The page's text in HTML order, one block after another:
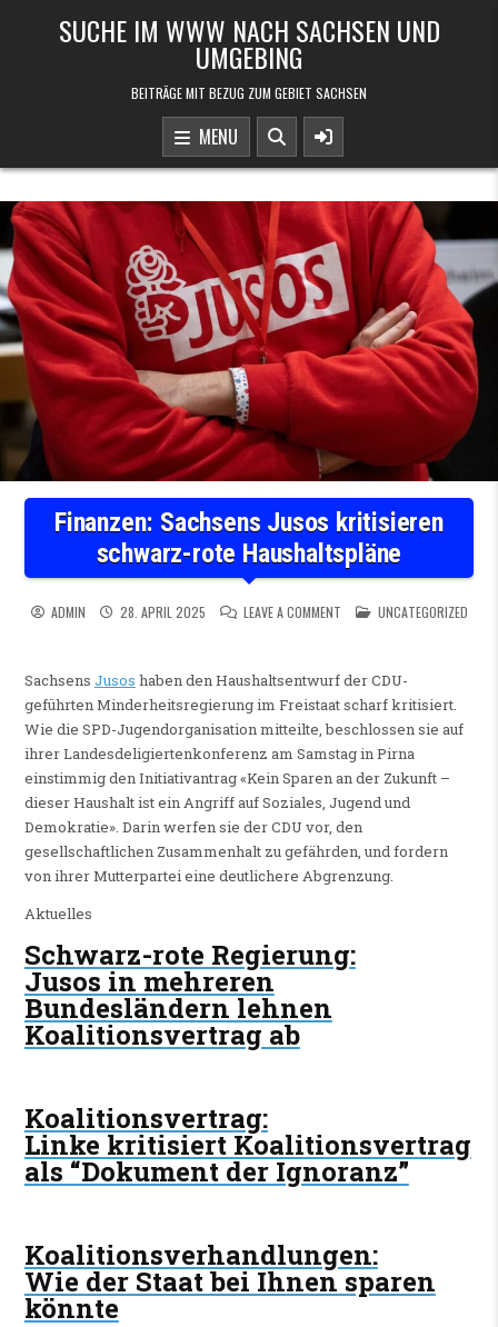
SUCHE IM WWW NACH SACHSEN UND
UMGEBING
BEITRÄGE MIT BEZUG ZUM GEBIET SACHSEN
MENU
Finanzen: Sachsens Jusos kritisieren
schwarz-rote Haushaltspläne
ADMIN 28. APRIL 2025 LEAVE A COMMENTON FINANZEN: SACHSENS
POSTED IN
UNCATEGORIZED
Sachsens Jusos haben den Haushaltsentwurf der CDU-
geführten Minderheitsregierung im Freistaat scharf kritisiert.
Wie die SPD-Jugendorganisation mitteilte, beschlossen sie auf
ihrer Landesdeligiertenkonferenz am Samstag in Pirna
einstimmig den Initiativantrag «Kein Sparen an der Zukunft –
dieser Haushalt ist ein Angriff auf Soziales, Jugend und
Demokratie». Darin werfen sie der CDU vor, den
gesellschaftlichen Zusammenhalt zu gefährden, und fordern
von ihrer Mutterpartei eine deutlichere Abgrenzung.
Aktuelles
Schwarz-rote Regierung:
Jusos in mehreren
Bundesländern lehnen
Koalitionsvertrag ab
Koalitionsvertrag:
Linke kritisiert Koalitionsvertrag
als “Dokument der Ignoranz”
Koalitionsverhandlungen:
Wie der Staat bei Ihnen sparen
könnte